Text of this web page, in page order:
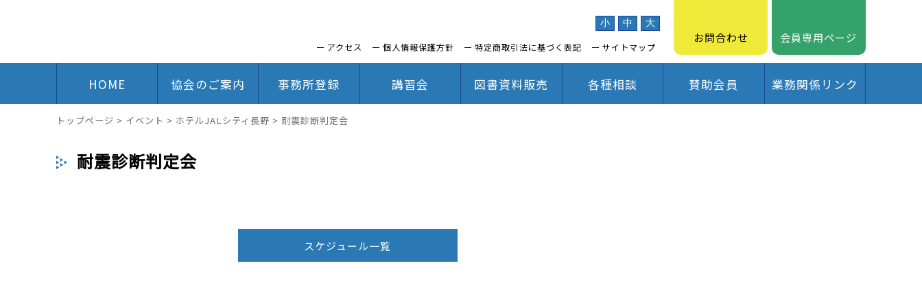
小 中 大
アクセス 個人情報保護方針 特定商取引法に基づく表記 サイトマップ
お問合わせ 会員専用ページ
HOME 協会のご案内 事務所登録 講習会 図書資料販売 各種相談 賛助会員 業務関係リンク
トップページ > イベント > ホテルJALシティ長野 > 耐震診断判定会
耐震診断判定会
スケジュール一覧